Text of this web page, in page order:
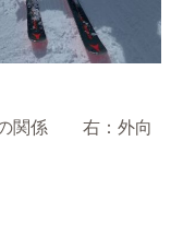
の関係 右：外向